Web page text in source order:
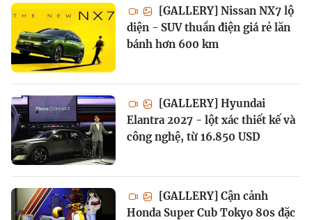
[GALLERY] Nissan NX7 lộ
diện - SUV thuần điện giá rẻ lăn
bánh hơn 600 km
[GALLERY] Hyundai
Elantra 2027 - lột xác thiết kế và
công nghệ, từ 16.850 USD
[GALLERY] Cận cảnh
Honda Super Cub Tokyo 80s đặc